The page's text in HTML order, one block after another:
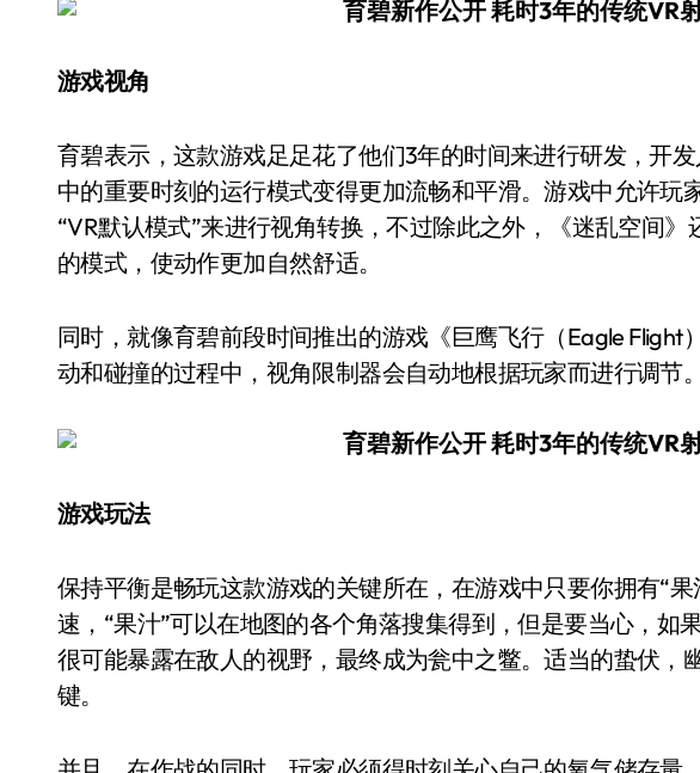
游戏视角
育碧表示，这款游戏足足花了他们3年的时间来进行研发，开发人员还采用了一些小技巧让游戏
中的重要时刻的运行模式变得更加流畅和平滑。游戏中允许玩
“VR默认模式”来进行视角转换，不过除此之外，《迷乱空间
的模式，使动作更加自然舒适。
同时，就像育碧前段时间推出的游戏《巨鹰飞行（Eagle Flight
动和碰撞的过程中，视角限制器会自动地根据玩家而进行调节。
游戏玩法
保持平衡是畅玩这款游戏的关键所在，在游戏中只要你拥有“果汁（燃料）”，你就可以随时加
速，“果汁”可以在地图的各个角落搜集得到，但是要当心，如
很可能暴露在敌人的视野，最终成为瓮中之鳖。适当的蛰伏，
键。